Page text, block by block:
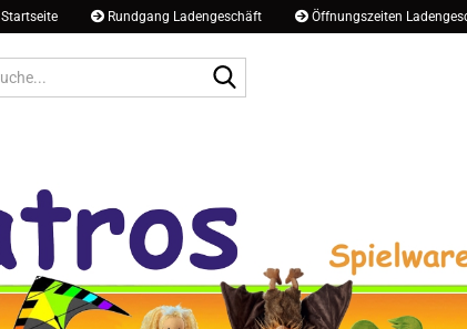
Startseite Rundgang Ladengeschäft Öffnungszeiten